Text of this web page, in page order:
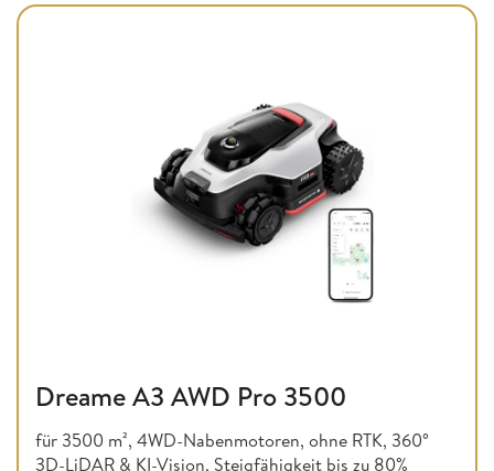
Dreame A3 AWD Pro 3500
für 3500 m², 4WD-Nabenmotoren, ohne RTK, 360°
3D-LiDAR & KI-Vision, Steigfähigkeit bis zu 80%